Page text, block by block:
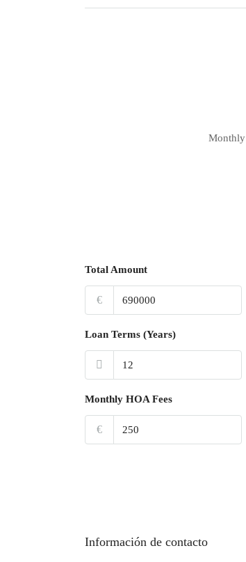
Monthly
Total Amount
€
Loan Terms (Years)
Monthly HOA Fees
€
Información de contacto